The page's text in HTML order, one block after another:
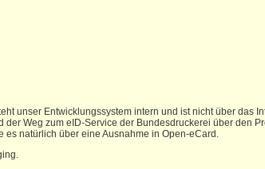
unser Entwicklungssystem intern und ist nicht über das
Weg zum eID-Service der Bundesdruckerei über den
natürlich über eine Ausnahme in Open-eCard.